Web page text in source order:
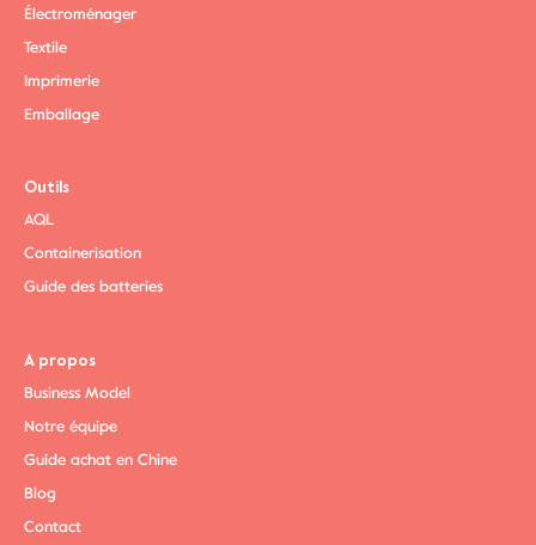
Électroménager
Textile
Imprimerie
Emballage
Outils
AQL
Containerisation
Guide des batteries
A propos
Business Model
Notre équipe
Guide achat en Chine
Blog
Contact